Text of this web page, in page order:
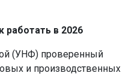
работать в 2026
(УНФ) проверенный
и производственных